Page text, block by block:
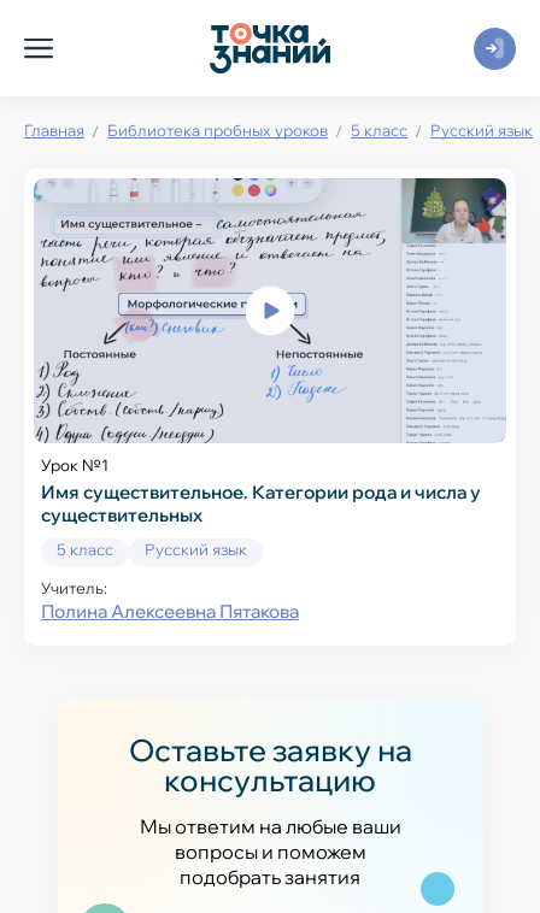
Главная Библиотека пробных уроков 5 класс Русский язык
Урок №1
Имя существительное. Категории рода и числа у
существительных
5 класс
Русский язык
Учитель:
Полина Алексеевна Пятакова
Оставьте заявку на
консультацию
Мы ответим на любые ваши
вопросы и поможем
подобрать занятия